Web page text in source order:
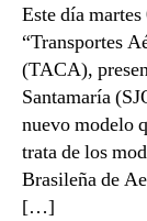
Este día
“Transportes
(TACA),
Santamaría
nuevo modelo
trata de los
Brasileña de
[…]